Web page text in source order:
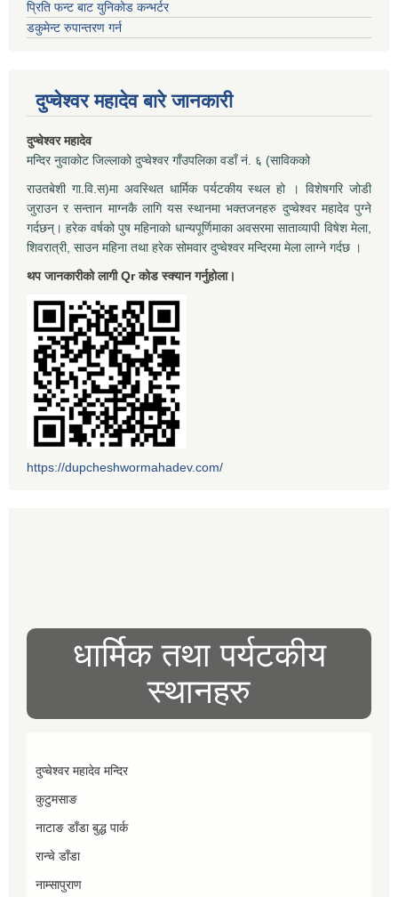
प्रिति फन्ट बाट युनिकोड कन्भर्टर
डकुमेन्ट रुपान्तरण गर्न
दुप्चेश्वर महादेव बारे जानकारी
दुप्चेश्वर महादेव
मन्दिर नुवाकोट जिल्लाको दुप्चेश्वर गाँउपलिका वडाँ नं. ६ (साविकको
राउतबेशी गा.वि.स)मा अवस्थित धार्मिक पर्यटकीय स्थल हो । विशेषगरि जोडी
जुराउन र सन्तान माग्नकै लागि यस स्थानमा भक्तजनहरु दुप्चेश्वर महादेव पुग्ने
गर्दछन्। हरेक वर्षको पुष महिनाको धान्यपूर्णिमाका अवसरमा साताव्यापी विषेश मेला,
शिवरात्री, साउन महिना तथा हरेक सोमवार दुप्चेश्वर मन्दिरमा मेला लाग्ने गर्दछ ।
थप जानकारीको लागी Qr कोड स्क्यान गर्नुहोला।
https://dupcheshwormahadev.com/
धार्मिक तथा पर्यटकीय
स्थानहरु
दुप्चेश्वर महादेव मन्दिर
कुटुमसाङ
नाटाङ डाँडा बुद्ध पार्क
रान्चे डाँडा
नाम्सापुराण